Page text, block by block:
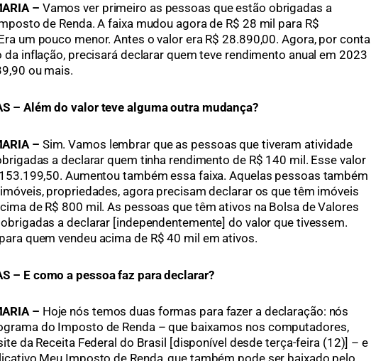
– Vamos ver primeiro as pessoas que estão obrigadas a
de Renda. A faixa mudou agora de R$ 28 mil para R$
um pouco menor. Antes o valor era R$ 28.890,00. Agora, por conta
da inflação, precisará declarar quem teve rendimento anual em 2023
ou mais.
– Além do valor teve alguma outra mudança?
– Sim. Vamos lembrar que as pessoas que tiveram atividade
a declarar quem tinha rendimento de R$ 140 mil. Esse valor
Aumentou também essa faixa. Aquelas pessoas também
propriedades, agora precisam declarar os que têm imóveis
de R$ 800 mil. As pessoas que têm ativos na Bolsa de Valores
a declarar [independentemente] do valor que tivessem.
quem vendeu acima de R$ 40 mil em ativos.
– E como a pessoa faz para declarar?
– Hoje nós temos duas formas para fazer a declaração: nós
do Imposto de Renda – que baixamos nos computadores,
da Receita Federal do Brasil [disponível desde terça-feira (12)] – e